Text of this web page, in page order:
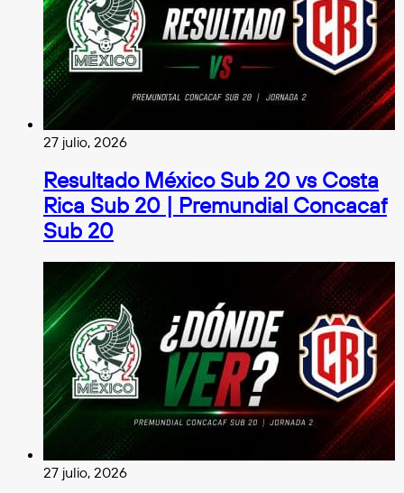
27 julio, 2026
Resultado México Sub 20 vs Costa
Rica Sub 20 | Premundial Concacaf
Sub 20
27 julio, 2026